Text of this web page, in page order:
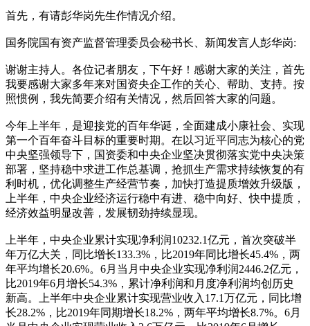
首先，有请彭华岗先生作情况介绍。
国务院国有资产监督管理委员会秘书长、新闻发言人彭华岗:
谢谢主持人。各位记者朋友，下午好！感谢大家的关注，首先
我要感谢大家多年来对国资央企工作的关心、帮助、支持。按
照惯例，我先简要介绍有关情况，然后回答大家的问题。
今年上半年，是迎接党的百年华诞，全面建成小康社会、实现
第一个百年奋斗目标的重要时期。在以习近平同志为核心的党
中央坚强领导下，国资委和中央企业坚决贯彻落实党中央决策
部署，坚持稳中求进工作总基调，抢抓生产需求持续恢复的有
利时机，优化调整生产经营节奏，加快打造提质增效升级版，
上半年，中央企业经济运行稳中有进、稳中向好、快中提质，
经济效益明显改善，发展韧劲持续显现。
上半年，中央企业累计实现净利润10232.1亿元，首次突破半
年万亿大关，同比增长133.3%，比2019年同比增长45.4%，两
年平均增长20.6%。6月当月中央企业实现净利润2446.2亿元，
比2019年6月增长54.3%，累计净利润和月度净利润均创历史
新高。上半年中央企业累计实现营业收入17.1万亿元，同比增
长28.2%，比2019年同期增长18.2%，两年平均增长8.7%。6月